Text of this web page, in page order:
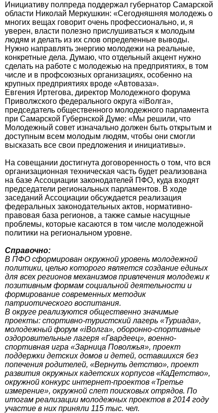
Инициативу полпреда поддержал губернатор Самарской
области Николай Меркушкин: «Сегодняшняя молодежь о
многих вещах говорит очень профессионально, и, я
уверен, власти полезно прислушиваться к молодым
людям и делать из их слов определенные выводы.
Нужно направлять энергию молодежи на реальные,
конкретные дела. Думаю, что отдельный акцент нужно
сделать на работе с молодежью на предприятиях, в том
числе и в профсоюзных организациях, особенно на
крупных предприятиях вроде «Автоваза».
Евгения Иртегова, директор Молодежного форума
Приволжского федерального округа «iВолга»,
председатель общественного молодежного парламента
при Самарской Губернской Думе: «Мы решили, что
Молодежный совет изначально должен быть открытым и
доступным всем молодым людям, чтобы они смогли
высказать все свои предложения и инициативы».
На совещании достигнута договоренность о том, что вся
организационная техническая часть будет реализована
на базе Ассоциации законодателей ПФО, куда входят
председатели региональных парламентов. В ходе
заседаний Ассоциации обсуждается реализация
федеральных законодательных актов, нормативно-
правовая база регионов, а также самые насущные
проблемы, которые касаются в том числе молодежной
политики на региональном уровне.
Справочно:
В ПФО сформирован окружной уровень молодежной
политики, целью которого является создание единых
для всех регионов механизмов привлечения молодежи к
позитивным формам социальной деятельности и
формирование современных методик
патриотического воспитания.
В округе реализуются общественно значимые
проекты: спортивно-туристский лагерь «Туриада»,
молодежный форум «iВолга», оборонно-спортивные
оздоровительные лагеря «Гвардеец», военно-
спортивная игра «Зарница Поволжья», проект
поддержки детских домов и детей, оставшихся без
попечения родителей, «Вернуть детство», проект
развития окружных кадетских корпусов «КаДетство»,
окружной конкурс интернет-проектов «Третье
измерение», окружной слет поисковых отрядов. По
итогам реализации молодежных проектов в 2014 году
участие в них приняли 115 тыс. чел.